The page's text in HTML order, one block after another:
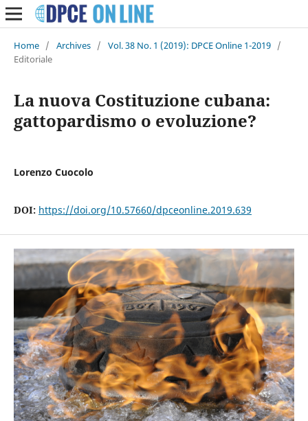
Home / Archives / Vol. 38 No. 1 (2019): DPCE Online 1-2019 /
Editoriale
La nuova Costituzione cubana:
gattopardismo o evoluzione?
Lorenzo Cuocolo
DOI: https://doi.org/10.57660/dpceonline.2019.639